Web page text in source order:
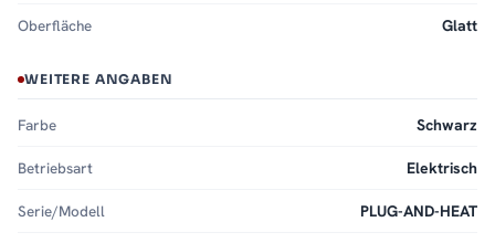
Oberfläche Glatt
WEITERE ANGABEN
Farbe Schwarz
Betriebsart Elektrisch
Serie/Modell PLUG-AND-HEAT